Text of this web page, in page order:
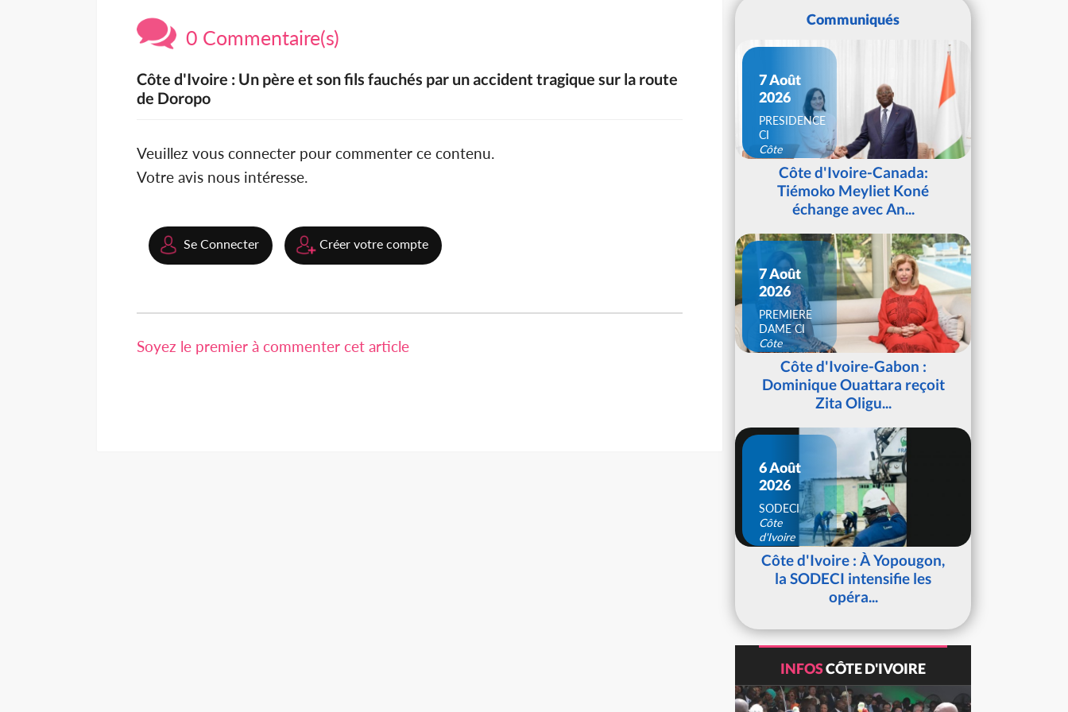
0 Commentaire(s)
Côte d'Ivoire : Un père et son fils fauchés par un accident tragique sur la route
de Doropo
Veuillez vous connecter pour commenter ce contenu.
Votre avis nous intéresse.
Se Connecter Créer votre compte
Soyez le premier à commenter cet article
Communiqués
7 Août
2026
PRESIDENCE
CI
Côte
d'IvoireCôte d'Ivoire-Canada:
Tiémoko Meyliet Koné
échange avec An...
7 Août
2026
PREMIERE
DAME CI
Côte
d'IvoireCôte d'Ivoire-Gabon :
Dominique Ouattara reçoit
Zita Oligu...
6 Août
2026
SODECI
Côte
d'Ivoire
Côte d'Ivoire : À Yopougon,
la SODECI intensifie les
opéra...
INFOSCÔTE D'IVOIRE